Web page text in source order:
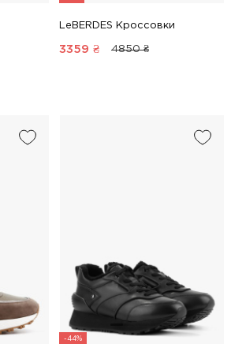
LeBERDES Кроссовки
3359 ₴ 4850 ₴
-44%